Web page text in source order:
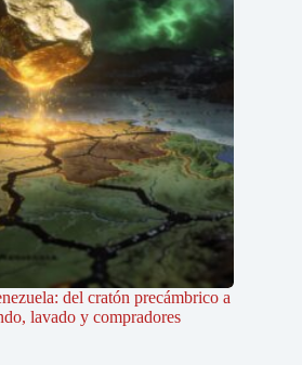
del cratón precámbrico a
lavado y compradores